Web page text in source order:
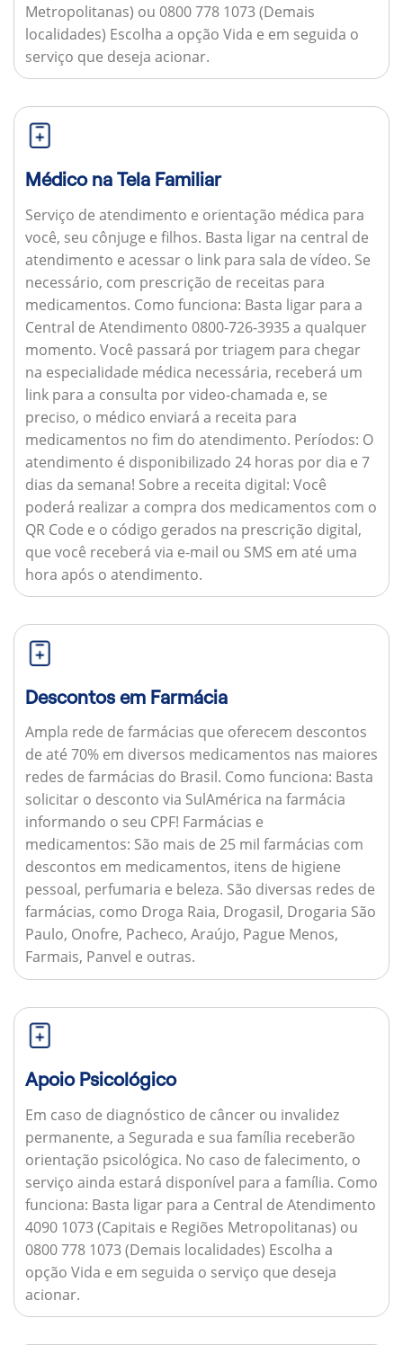
Metropolitanas) ou 0800 778 1073 (Demais
localidades) Escolha a opção Vida e em seguida o
serviço que deseja acionar.
Médico na Tela Familiar
Serviço de atendimento e orientação médica para
você, seu cônjuge e filhos. Basta ligar na central de
atendimento e acessar o link para sala de vídeo. Se
necessário, com prescrição de receitas para
medicamentos. Como funciona: Basta ligar para a
Central de Atendimento 0800-726-3935 a qualquer
momento. Você passará por triagem para chegar
na especialidade médica necessária, receberá um
link para a consulta por video-chamada e, se
preciso, o médico enviará a receita para
medicamentos no fim do atendimento. Períodos: O
atendimento é disponibilizado 24 horas por dia e 7
dias da semana! Sobre a receita digital: Você
poderá realizar a compra dos medicamentos com o
QR Code e o código gerados na prescrição digital,
que você receberá via e-mail ou SMS em até uma
hora após o atendimento.
Descontos em Farmácia
Ampla rede de farmácias que oferecem descontos
de até 70% em diversos medicamentos nas maiores
redes de farmácias do Brasil. Como funciona: Basta
solicitar o desconto via SulAmérica na farmácia
informando o seu CPF! Farmácias e
medicamentos: São mais de 25 mil farmácias com
descontos em medicamentos, itens de higiene
pessoal, perfumaria e beleza. São diversas redes de
farmácias, como Droga Raia, Drogasil, Drogaria São
Paulo, Onofre, Pacheco, Araújo, Pague Menos,
Farmais, Panvel e outras.
Apoio Psicológico
Em caso de diagnóstico de câncer ou invalidez
permanente, a Segurada e sua família receberão
orientação psicológica. No caso de falecimento, o
serviço ainda estará disponível para a família. Como
funciona: Basta ligar para a Central de Atendimento
4090 1073 (Capitais e Regiões Metropolitanas) ou
0800 778 1073 (Demais localidades) Escolha a
opção Vida e em seguida o serviço que deseja
acionar.